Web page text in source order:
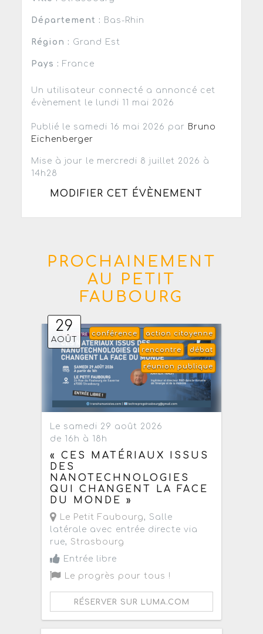
Département : Bas-Rhin
Région : Grand Est
Pays : France
Un utilisateur connecté a annoncé cet
évènement le lundi 11 mai 2026
Publié le samedi 16 mai 2026 par Bruno
Eichenberger
Mise à jour le mercredi 8 juillet 2026 à
14h28
MODIFIER CET ÉVÈNEMENT
PROCHAINEMENT
AU PETIT
FAUBOURG
29
AOÛT
action citoyenne
conférence
débat
rencontre
réunion publique
Le samedi 29 août 2026
de 16h à 18h
« CES MATÉRIAUX ISSUS
DES
NANOTECHNOLOGIES
QUI CHANGENT LA FACE
DU MONDE »
Le Petit Faubourg, Salle
latérale avec entrée directe via
rue, Strasbourg
Entrée libre
Le progrès pour tous !
RÉSERVER SUR LUMA.COM